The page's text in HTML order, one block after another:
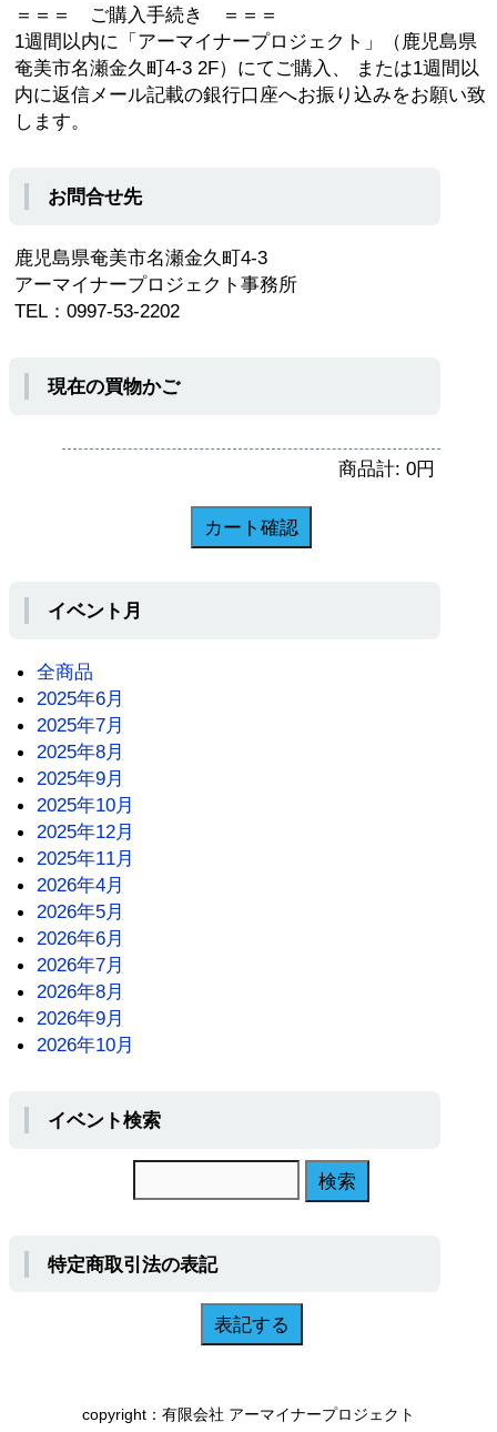
＝＝＝ ご購入手続き ＝＝＝
1週間以内に「アーマイナープロジェクト」（鹿児島県
奄美市名瀬金久町4-3 2F）にてご購入、 または1週間以
内に返信メール記載の銀行口座へお振り込みをお願い致
します。
お問合せ先
鹿児島県奄美市名瀬金久町4-3
アーマイナープロジェクト事務所
TEL：0997-53-2202
現在の買物かご
商品計:0円
イベント月
全商品
2025年6月
2025年7月
2025年8月
2025年9月
2025年10月
2025年12月
2025年11月
2026年4月
2026年5月
2026年6月
2026年7月
2026年8月
2026年9月
2026年10月
イベント検索
特定商取引法の表記
copyright：有限会社 アーマイナープロジェクト